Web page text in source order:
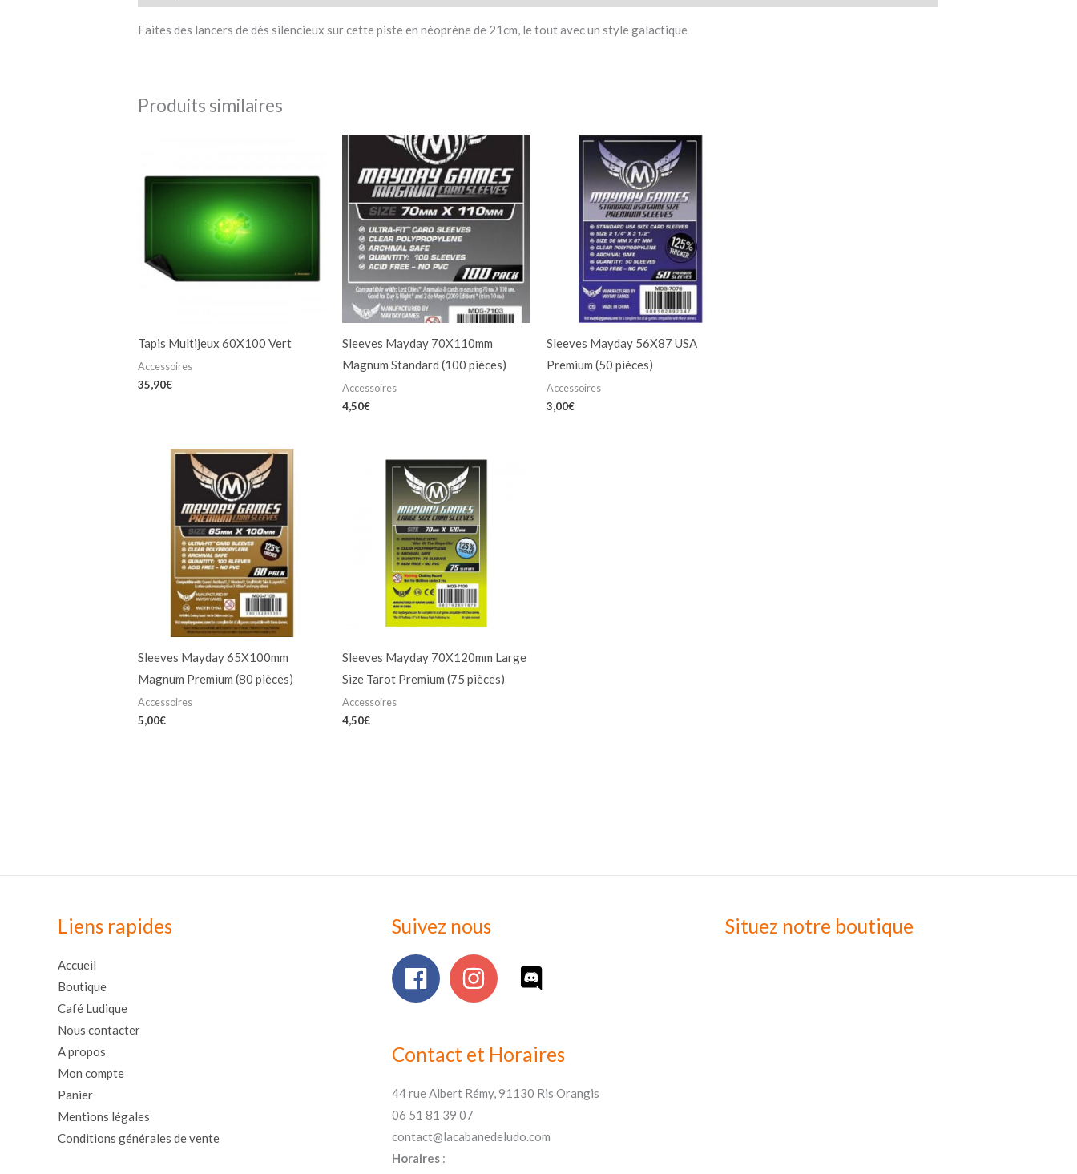
Faites des lancers de dés silencieux sur cette piste en néoprène de 21cm, le tout avec un style galactique
Produits similaires
Tapis Multijeux 60X100 Vert
Accessoires
35,90€
Sleeves Mayday 70X110mm
Magnum Standard (100 pièces)
Accessoires
4,50€
Sleeves Mayday 56X87 USA
Premium (50 pièces)
Accessoires
3,00€
Sleeves Mayday 65X100mm
Magnum Premium (80 pièces)
Accessoires
5,00€
Sleeves Mayday 70X120mm Large
Size Tarot Premium (75 pièces)
Accessoires
4,50€
Liens rapides
Accueil
Boutique
Café Ludique
Nous contacter
A propos
Mon compte
Panier
Mentions légales
Conditions générales de vente
Suivez nous
Contact et Horaires
44 rue Albert Rémy, 91130 Ris Orangis
06 51 81 39 07
contact@lacabanedeludo.com
Horaires:
Situez notre boutique